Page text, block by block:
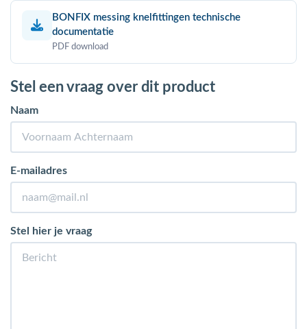
BONFIX messing knelfittingen technische
documentatie
PDF download
Stel een vraag over dit product
Naam
E-mailadres
Stel hier je vraag